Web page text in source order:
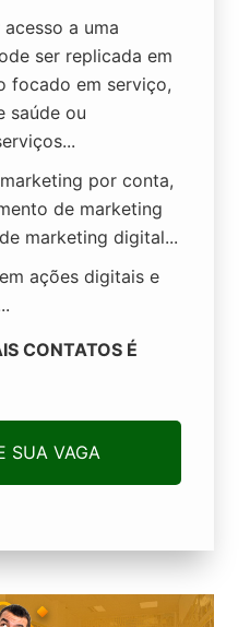
a uma
ser replicada em
focado em serviço,
saúde ou
por conta,
de marketing
marketing digital...
ações digitais e
CONTATOS É
SUA VAGA